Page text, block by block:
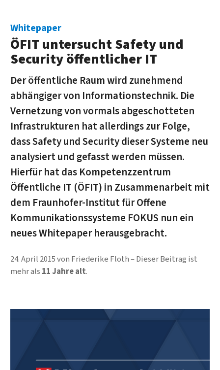
Whitepaper
ÖFIT untersucht Safety und
Security öffentlicher IT
Der öffentliche Raum wird zunehmend
abhängiger von Informationstechnik. Die
Vernetzung von vormals abgeschotteten
Infrastrukturen hat allerdings zur Folge,
dass Safety und Security dieser Systeme neu
analysiert und gefasst werden müssen.
Hierfür hat das Kompetenzzentrum
Öffentliche IT (ÖFIT) in Zusammenarbeit mit
dem Fraunhofer-Institut für Offene
Kommunikationssysteme FOKUS nun ein
neues Whitepaper herausgebracht.
24. April 2015von Friederike Floth
Dieser Beitrag ist
mehr als 11 Jahre alt.